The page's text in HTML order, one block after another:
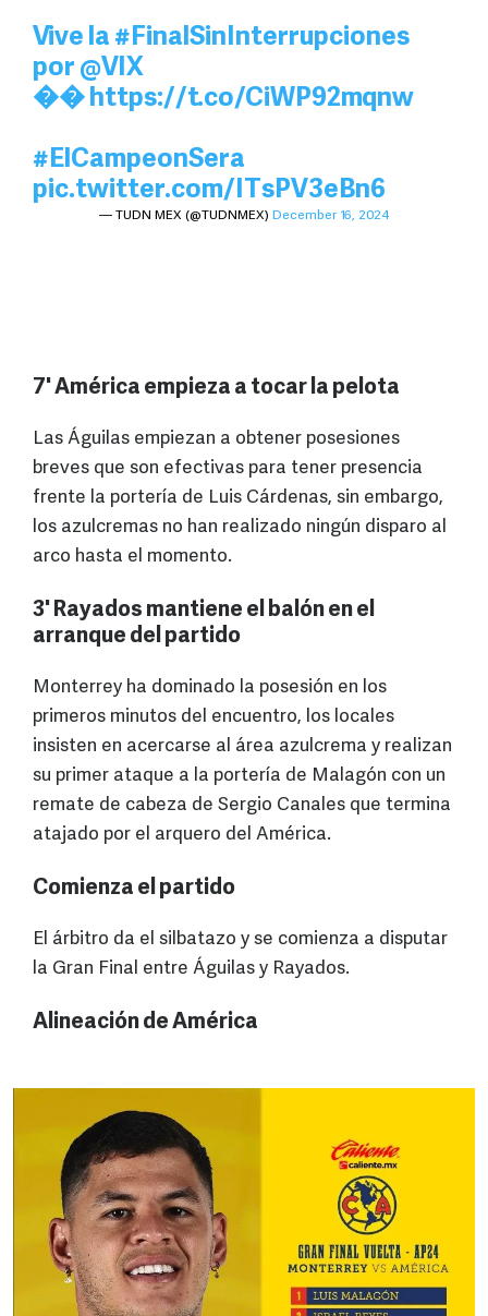
Vive la #FinalSinInterrupciones
por @VIX
�� https://t.co/CiWP92mqnw
#ElCampeonSera
pic.twitter.com/ITsPV3eBn6
— TUDN MEX (@TUDNMEX) December 16, 2024
7' América empieza a tocar la pelota
Las Águilas empiezan a obtener posesiones
breves que son efectivas para tener presencia
frente la portería de Luis Cárdenas, sin embargo,
los azulcremas no han realizado ningún disparo al
arco hasta el momento.
3' Rayados mantiene el balón en el
arranque del partido
Monterrey ha dominado la posesión en los
primeros minutos del encuentro, los locales
insisten en acercarse al área azulcrema y realizan
su primer ataque a la portería de Malagón con un
remate de cabeza de Sergio Canales que termina
atajado por el arquero del América.
Comienza el partido
El árbitro da el silbatazo y se comienza a disputar
la Gran Final entre Águilas y Rayados.
Alineación de América